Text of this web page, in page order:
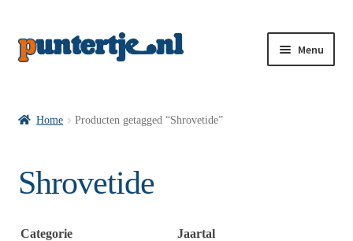
Menu
Home Producten getagged “Shrovetide”
Shrovetide
Categorie Jaartal